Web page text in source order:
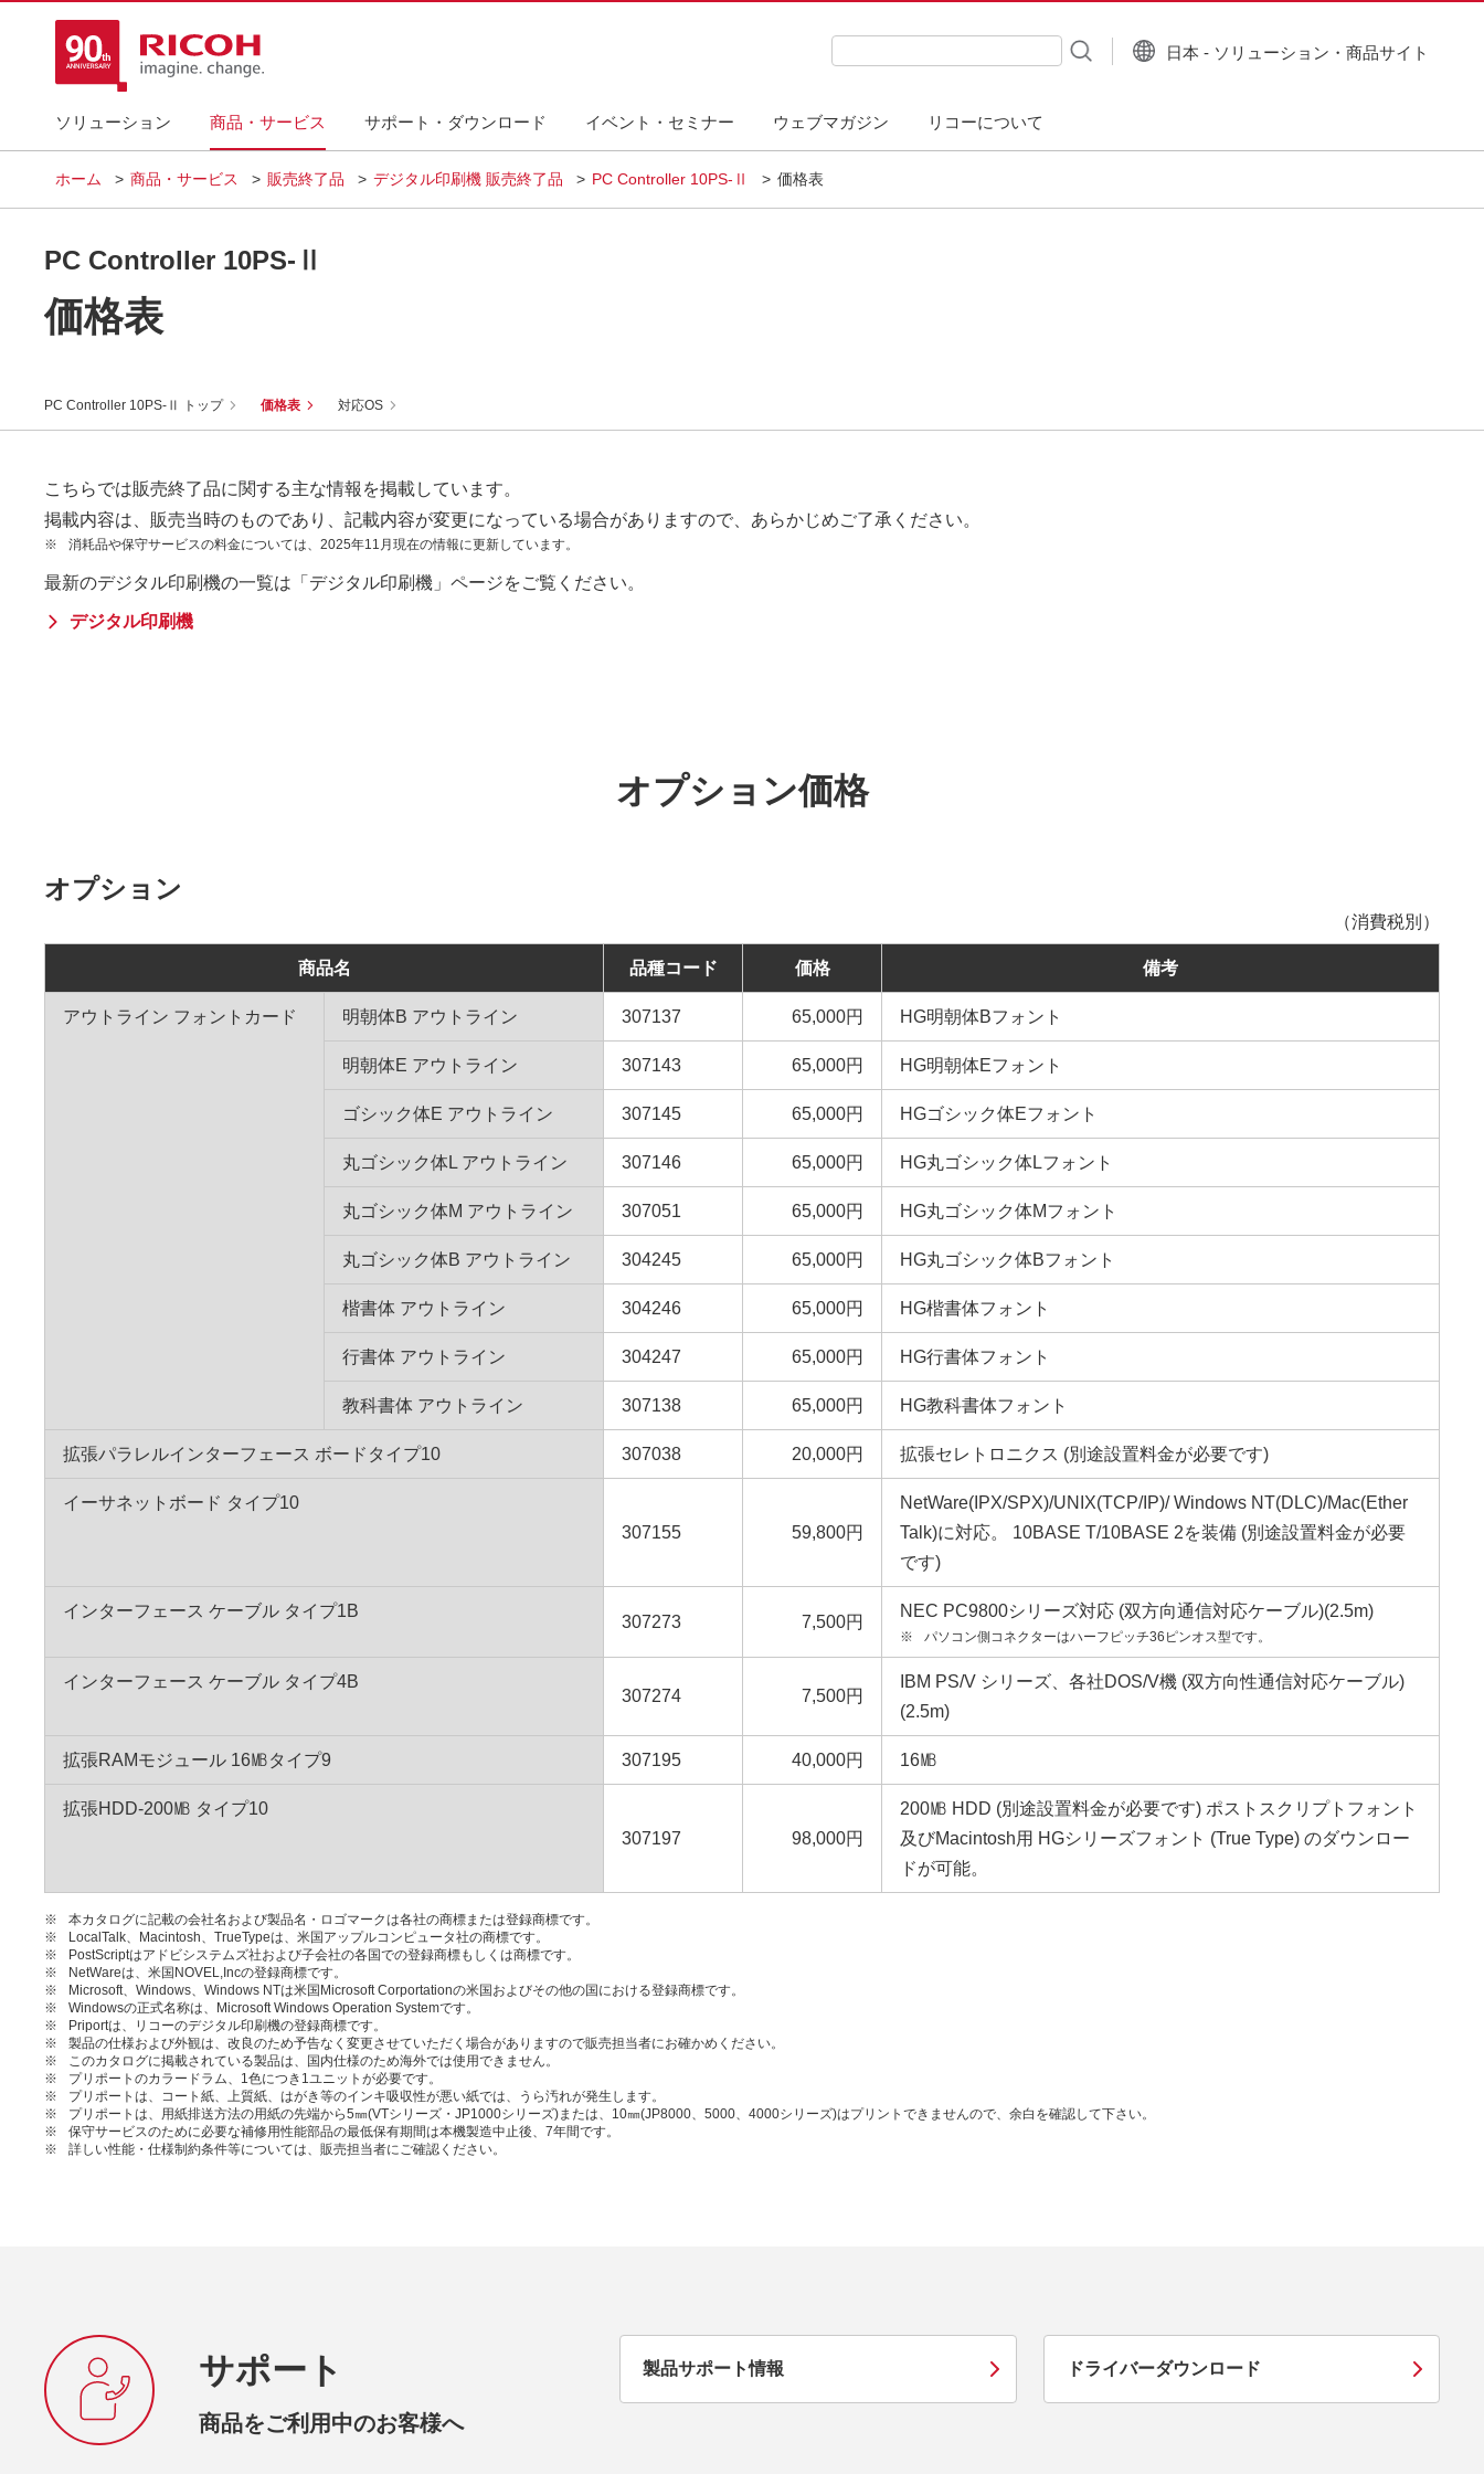
ソリューション 商品・サービス サポート・ダウンロード イベント・セミナー ウェブマガジン リコーについて
検索キーワード入力
日本 - ソリューション・商品サイト
ホーム 商品・サービス 販売終了品 デジタル印刷機 販売終了品 PC Controller 10PS-Ⅱ 価格表
PC Controller 10PS-Ⅱ
価格表
PC Controller 10PS-Ⅱ トップ 価格表 対応OS
こちらでは販売終了品に関する主な情報を掲載しています。
掲載内容は、販売当時のものであり、記載内容が変更になっている場合がありますので、あらかじめご了承ください。
※ 消耗品や保守サービスの料金については、2025年11月現在の情報に更新しています。
最新のデジタル印刷機の一覧は「デジタル印刷機」ページをご覧ください。
デジタル印刷機
オプション価格
オプション
（消費税別）
商品名 品種コード 価格 備考
アウトライン フォントカード 明朝体B アウトライン 307137 65,000円 HG明朝体Bフォント
明朝体E アウトライン 307143 65,000円 HG明朝体Eフォント
ゴシック体E アウトライン 307145 65,000円 HGゴシック体Eフォント
丸ゴシック体L アウトライン 307146 65,000円 HG丸ゴシック体Lフォント
丸ゴシック体M アウトライン 307051 65,000円 HG丸ゴシック体Mフォント
丸ゴシック体B アウトライン 304245 65,000円 HG丸ゴシック体Bフォント
楷書体 アウトライン 304246 65,000円 HG楷書体フォント
行書体 アウトライン 304247 65,000円 HG行書体フォント
教科書体 アウトライン 307138 65,000円 HG教科書体フォント
拡張パラレルインターフェース ボードタイプ10 307038 20,000円 拡張セレトロニクス (別途設置料金が必要です)
イーサネットボード タイプ10
307155
59,800円
NetWare(IPX/SPX)/UNIX(TCP/IP)/ Windows NT(DLC)/Mac(Ether
Talk)に対応。 10BASE T/10BASE 2を装備 (別途設置料金が必要
です)
インターフェース ケーブル タイプ1B
307273 7,500円
NEC PC9800シリーズ対応 (双方向通信対応ケーブル)(2.5m)
※ パソコン側コネクターはハーフピッチ36ピンオス型です。
インターフェース ケーブル タイプ4B
307274 7,500円
IBM PS/V シリーズ、各社DOS/V機 (双方向性通信対応ケーブル)
(2.5m)
拡張RAMモジュール 16㎆タイプ9 307195 40,000円 16㎆
拡張HDD-200㎆ タイプ10
307197
98,000円
200㎆ HDD (別途設置料金が必要です) ポストスクリプトフォント
及びMacintosh用 HGシリーズフォント (True Type) のダウンロー
ドが可能。
※
本カタログに記載の会社名および製品名・ロゴマークは各社の商標または登録商標です。
※
LocalTalk、Macintosh、TrueTypeは、米国アップルコンピュータ社の商標です。
※
PostScriptはアドビシステムズ社および子会社の各国での登録商標もしくは商標です。
※
NetWareは、米国NOVEL,Incの登録商標です。
※
Microsoft、Windows、Windows NTは米国Microsoft Corportationの米国およびその他の国における登録商標です。
※
Windowsの正式名称は、Microsoft Windows Operation Systemです。
※
Priportは、リコーのデジタル印刷機の登録商標です。
※
製品の仕様および外観は、改良のため予告なく変更させていただく場合がありますので販売担当者にお確かめください。
※
このカタログに掲載されている製品は、国内仕様のため海外では使用できません。
※
プリポートのカラードラム、1色につき1ユニットが必要です。
※
プリポートは、コート紙、上質紙、はがき等のインキ吸収性が悪い紙では、うら汚れが発生します。
※
プリポートは、用紙排送方法の用紙の先端から5㎜(VTシリーズ・JP1000シリーズ)または、10㎜(JP8000、5000、4000シリーズ)はプリントできませんので、余白を確認して下さい。
※
保守サービスのために必要な補修用性能部品の最低保有期間は本機製造中止後、7年間です。
※
詳しい性能・仕様制約条件等については、販売担当者にご確認ください。
サポート
商品をご利用中のお客様へ
製品サポート情報 ドライバーダウンロード